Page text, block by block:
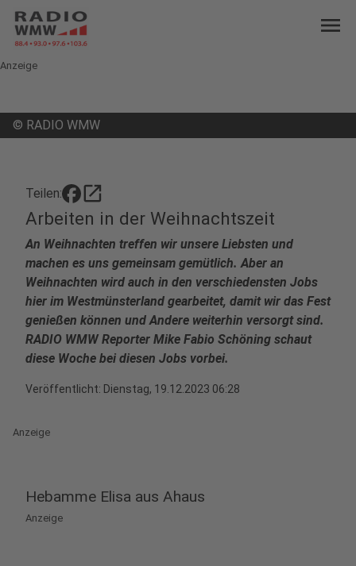
menu
Anzeige
© RADIO WMW
Teilen: open_in_new
Arbeiten in der Weihnachtszeit
An Weihnachten treffen wir unsere Liebsten und
machen es uns gemeinsam gemütlich. Aber an
Weihnachten wird auch in den verschiedensten Jobs
hier im Westmünsterland gearbeitet, damit wir das Fest
genießen können und Andere weiterhin versorgt sind.
RADIO WMW Reporter Mike Fabio Schöning schaut
diese Woche bei diesen Jobs vorbei.
Veröffentlicht: Dienstag, 19.12.2023 06:28
Anzeige
Hebamme Elisa aus Ahaus
Anzeige